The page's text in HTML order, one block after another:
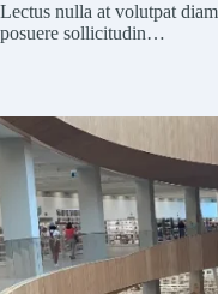
Lectus nulla at volutpat
posuere sollicitudin…